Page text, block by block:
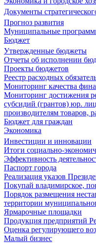
Документы
Прогноз развития
Муниципальные
Бюджет
Утвержденные бюджеты
Отчеты об исполнении
Проекты бюджетов
Реестр расходных
Мониторинг качества
Мониторинг достижения
субсидий (грантов) юр.
производителям товаров,
Бюджет для граждан
Экономика
Инвестиции и инновации
Итоги социально-
Эффективность
Паспорт города
Реализация указов
Покупай владимирское,
Порядок размещения
территории
Ярмарочные площадки
Продукция предприятий
Оценка регулирующего
Малый бизнес